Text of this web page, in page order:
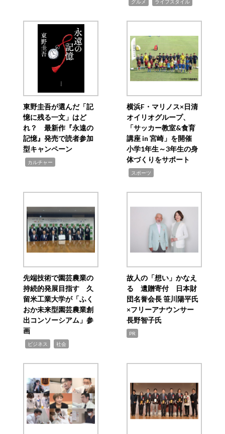
グルメ ライフスタイル
東野圭吾が選んだ「記
憶に残る一文」はど
れ？ 最新作『永遠の
記憶』発売で読者参加
型キャンペーン
カルチャー
横浜F・マリノス×日清
オイリオグループ、
「サッカー教室&食育
講座 in 宮崎」を開催
小学1年生～3年生の身
体づくりをサポート
スポーツ
先端技術で園芸農業の
持続的発展目指す 久
留米工業大学が「ふく
おか未来型園芸農業創
出コンソーシアム」参
画
ビジネス 社会
故人の「想い」かなえ
る 遺贈寄付 日本財
団名誉会長 笹川陽平氏
×フリーアナウンサー
長野智子氏
PR